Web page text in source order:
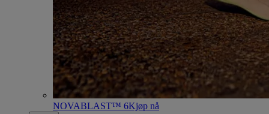
NOVABLAST™ 6Kjøp nå